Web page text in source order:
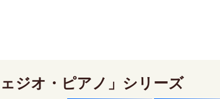
ジオ・ピアノ」シリーズ